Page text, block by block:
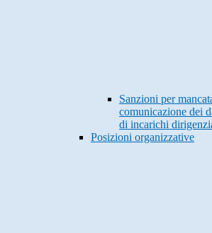
Sanzioni per
comunicazione dei
di incarichi
Posizioni organizzative